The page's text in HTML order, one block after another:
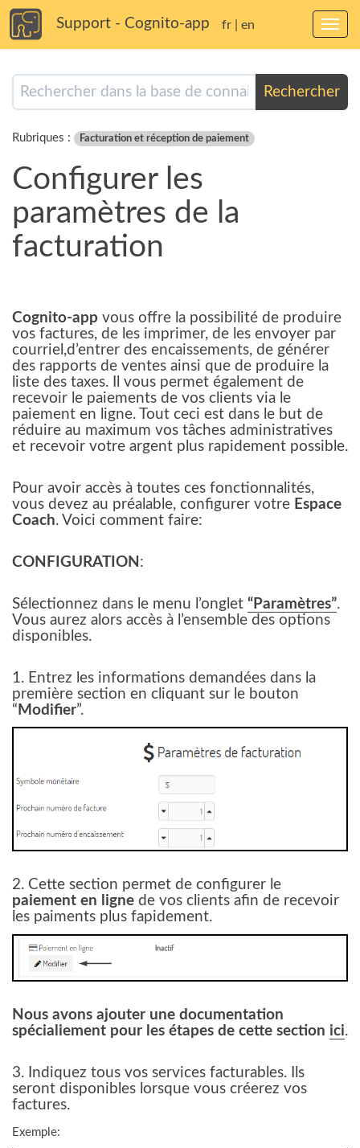
Support - Cognito-app fr en
Rechercher
Rubriques : Facturation et réception de paiement
Configurer les
paramètres de la
facturation
Cognito-app vous offre la possibilité de produire
vos factures, de les imprimer, de les envoyer par
courriel,d’entrer des encaissements, de générer
des rapports de ventes ainsi que de produire la
liste des taxes. Il vous permet également de
recevoir le paiements de vos clients via le
paiement en ligne. Tout ceci est dans le but de
réduire au maximum vos tâches administratives
et recevoir votre argent plus rapidement possible.
Pour avoir accès à toutes ces fonctionnalités,
vous devez au préalable, configurer votre Espace
Coach. Voici comment faire:
CONFIGURATION :
Sélectionnez dans le menu l’onglet “Paramètres”.
Vous aurez alors accès à l’ensemble des options
disponibles.
1. Entrez les informations demandées dans la
première section en cliquant sur le bouton
“ Modifier”.
2. Cette section permet de configurer le
paiement en ligne de vos clients afin de recevoir
les paiments plus fapidement.
Nous avons ajouter une documentation
spécialiement pour les étapes de cette section ici.
3. Indiquez tous vos services facturables. Ils
seront disponibles lorsque vous créerez vos
factures.
Exemple: